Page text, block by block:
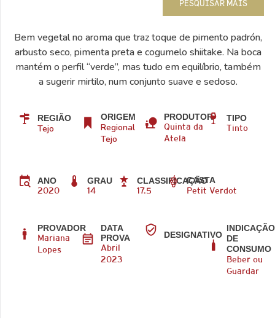
PESQUISAR MAIS
Bem vegetal no aroma que traz toque de pimento padrón,
arbusto seco, pimenta preta e cogumelo shiitake. Na boca
mantém o perfil “verde”, mas tudo em equilíbrio, também
a sugerir mirtilo, num conjunto suave e sedoso.
REGIÃO
Tejo
ORIGEM
Regional
Tejo
PRODUTOR
Quinta da
Atela
TIPO
Tinto
ANO
2020
GRAU
14
CLASSIFICAÇÃO
17.5
CASTA
Petit Verdot
PROVADOR
Mariana
Lopes
DATA
PROVA
Abril
2023
DESIGNATIVO
INDICAÇÃO
DE
CONSUMO
Beber ou
Guardar